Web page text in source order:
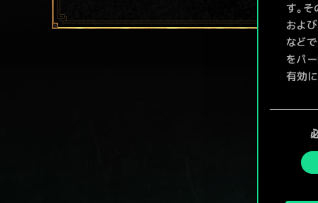
す。
およ
など
をパ
有効
ュー